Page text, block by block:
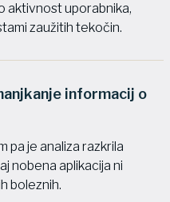
aktivnost uporabnika,
zaužitih tekočin.
informacij o
pa je analiza razkrila
nobena aplikacija ni
boleznih.